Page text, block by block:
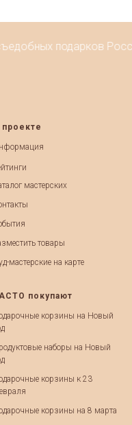
подарков
проекте
мастерских
товары
мастерские на карте
покупают
корзины на Новый
наборы на Новый
корзины к 23
корзины на 8 марта